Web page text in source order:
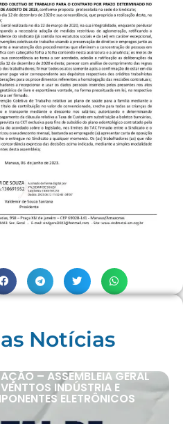
Notícias
– ASSEMBLEIA GERAL
INDÚSTRIA E
ELETRÔNICOS